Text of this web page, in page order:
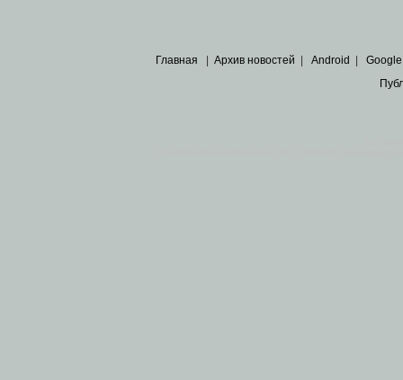
Главная Архив новостей Android Google